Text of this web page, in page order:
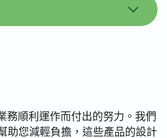
務順利運作而付出的努力。我們
助您減輕負擔，這些產品的設計